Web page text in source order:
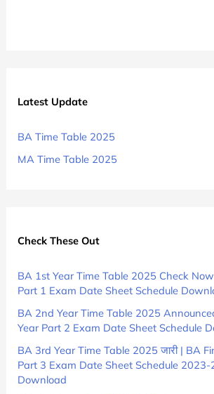
Latest Update
BA Time Table 2025
MA Time Table 2025
Check These Out
BA 1st Year Time Table 2025 Check Now
Part 1 Exam Date Sheet Schedule
BA 2nd Year Time Table 2025
Year Part 2 Exam Date Sheet Schedule
BA 3rd Year Time Table 2025 जारी | BA
Part 3 Exam Date Sheet Schedule 2023-
Download